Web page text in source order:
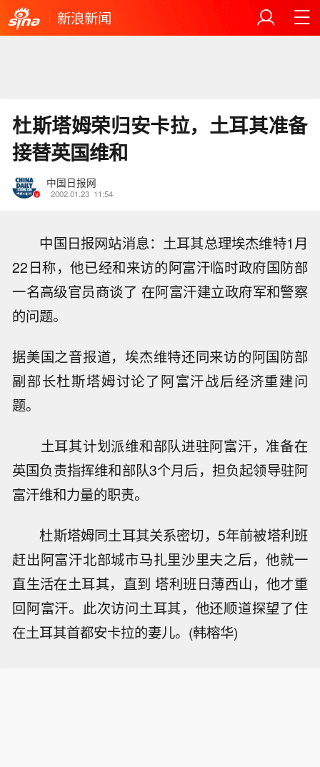
新浪新闻
杜斯塔姆荣归安卡拉，土耳其准备
接替英国维和
中国日报网
2002.01.23 11:54
中国日报网站消息：土耳其总理埃杰维特1月
22日称，他已经和来访的阿富汗临时政府国防部
一名高级官员商谈了 在阿富汗建立政府军和警察
的问题。
据美国之音报道，埃杰维特还同来访的阿国防部
副部长杜斯塔姆讨论了阿富汗战后经济重建问
题。
土耳其计划派维和部队进驻阿富汗，准备在
英国负责指挥维和部队3个月后，担负起领导驻阿
富汗维和力量的职责。
杜斯塔姆同土耳其关系密切，5年前被塔利班
赶出阿富汗北部城市马扎里沙里夫之后，他就一
直生活在土耳其，直到 塔利班日薄西山，他才重
回阿富汗。此次访问土耳其，他还顺道探望了住
在土耳其首都安卡拉的妻儿。(韩榕华)